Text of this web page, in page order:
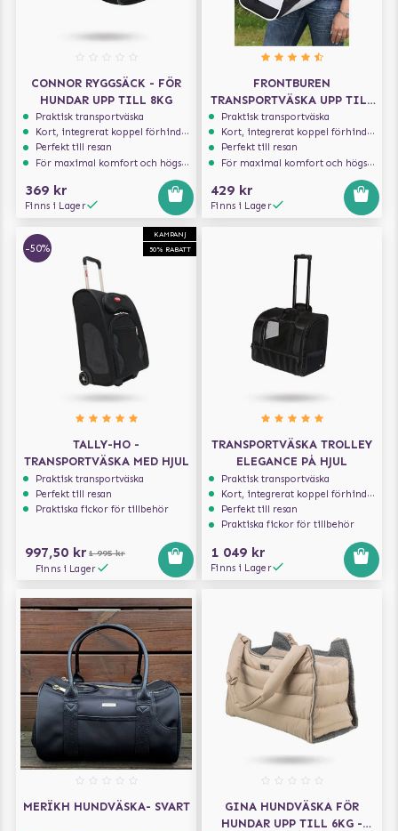
CONNOR RYGGSÄCK - FÖR
HUNDAR UPP TILL 8KG
Praktisk transportväska
Kort, integrerat koppel förhindrar att hunden hoppar ur
Perfekt till resan
För maximal komfort och högsta säkerhet
369 kr
Finns i Lager
FRONTBUREN
TRANSPORTVÄSKA UPP TILL
10 KG
Praktisk transportväska
Kort, integrerat koppel förhindrar att hunden hoppar ur
Perfekt till resan
För maximal komfort och högsta säkerhet
429 kr
Finns i Lager
KAMPANJ
50% RABATT
-50%
TALLY-HO -
TRANSPORTVÄSKA MED HJUL
Praktisk transportväska
Perfekt till resan
Praktiska fickor för tillbehör
997,50 kr 1 995 kr
Finns i Lager
TRANSPORTVÄSKA TROLLEY
ELEGANCE PÅ HJUL
Praktisk transportväska
Kort, integrerat koppel förhindrar att hunden hoppar ur
Perfekt till resan
Praktiska fickor för tillbehör
1 049 kr
Finns i Lager
MERÏKH HUNDVÄSKA- SVART
GINA HUNDVÄSKA FÖR
HUNDAR UPP TILL 6KG -